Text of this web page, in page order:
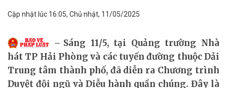
Cập nhật lúc 16:05, Chủ nhật, 11/05/2025
Sáng 11/5, tại Quảng trường Nhà
hát TP Hải Phòng và các tuyến đường thuộc Dải
Trung tâm thành phố, đã diễn ra Chương trình
Duyệt đội ngũ và Diễu hành quần chúng. Đây là